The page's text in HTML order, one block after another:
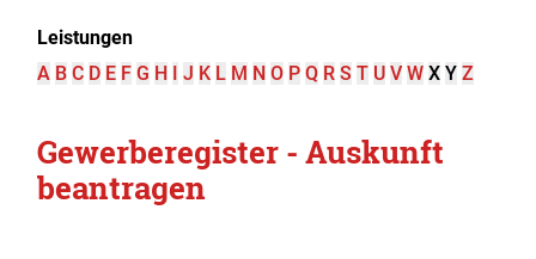
Leistungen
A B C D E F G H I J K L M N O P Q R S T U V W X Y Z
Gewerberegister - Auskunft
beantragen